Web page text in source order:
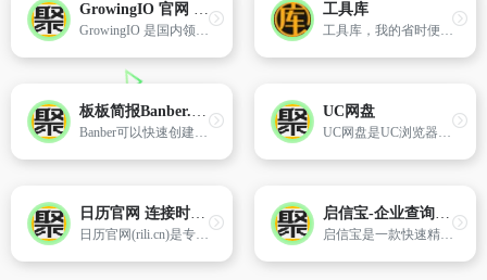
GrowingIO 官网 - 国内领先的一站式数据增长引擎整体方案服务商
GrowingIO 是国内领先的一站式数据增长引擎整体方案服务商,以数据智能分析为核心,通过构建客户数据平台,打造增长营销闭环,帮助企业提升数据驱动能力,赋能商业决策、实现业务增长。
工具库
工具库，我的省时便捷工具库，为您提供便民的工具，如站长工具、排版工具、生活工具、测试工具、学术类等，为您提供最高效的便利，节省宝贵的时间。
板板简报Banber.com
Banber可以快速创建在线页面数据简报,支持文字、图片、表格、图表、形状、声音、视频等,并可在线一键分享至微信、QQ等社交网络,操作简单。提供各行各业、各类业务场景的海量模板、精美样式及数十万的免费素材等。使用也是非常简单,比如想制作简历,直接搜索简历,就会有非常多的精美简历模板。点击选择进入即可操作,直接修改,完成之后,可以分享,可以下载以及打印。
UC网盘
UC网盘是UC浏览器推出的一款云服务产品，功能包括云存储、智能云同步、极速上传下载、文件分享、共享，通过UC网盘可随时随地使用或管理照片、文档、手机资料；支持PC、iOS。Android。
日历官网 连接时间和有趣的事情,这里有传统的农历和万年历的历法,也有时尚前沿的大数据服务
日历官网(rili.cn)是专业的日历网站,可以在手机、网站之间同步数据。同时还提供各种日历日程信息,包括新闻资讯,工具查询,天气预报,黄道吉日、农历、黄历、星座运程、体育赛程、电视节目等。
启信宝-企业查询_企业信用信息平台
启信宝是一款快速精准的企业信息查询工具。涵盖工商信息、司法诉讼、知识产权、股权结构等多维度信息,帮助用户快速了解合作公司,预防潜在风险,获得商机,为客户提供决策支持。